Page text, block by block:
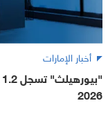
أخبار الإمارات
2026